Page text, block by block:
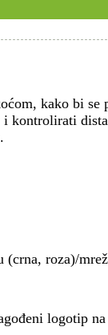
kako bi
(crna, roza)/
logotip